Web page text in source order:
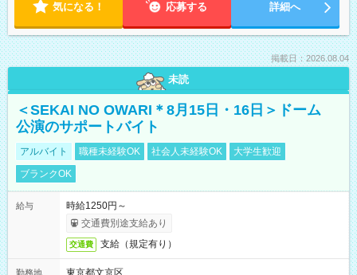
気になる！ 応募する 詳細へ
掲載日：2026.08.04
未読
＜SEKAI NO OWARI＊8月15日・16日＞ドーム
公演のサポートバイト
アルバイト 職種未経験OK 社会人未経験OK
大学生歓迎
ブランクOK
給与
時給1250円～
交通費別途支給あり
交通費 支給（規定有り）
勤務地
東京都文京区